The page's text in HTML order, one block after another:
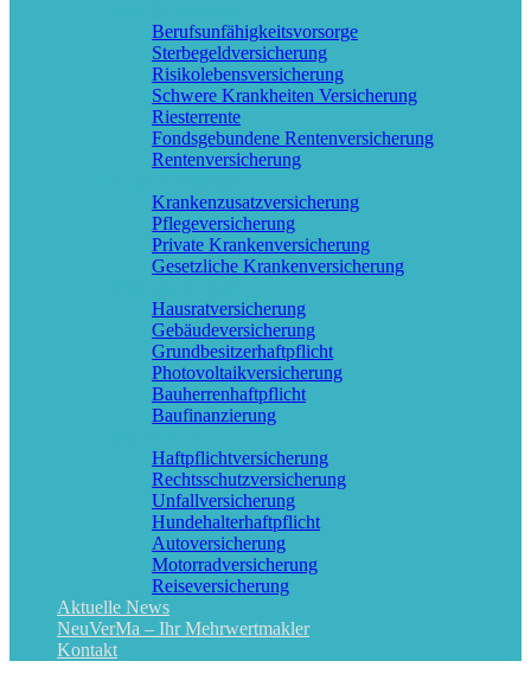
Berufs­unfähigkeitsvorsorge
Sterbegeldversicherung
Risikolebensversicherung
Schwere Krankheiten Versicherung
Riesterrente
Fondsgebundene Rentenversicherung
Rentenversicherung
Krankenzusatzversicherung
Pflegeversicherung
Private Krankenversicherung
Gesetzliche Krankenversicherung
Hausratversicherung
Gebäudeversicherung
Grundbesitzerhaftpflicht
Photovoltaikversicherung
Bauherrenhaftpflicht
Baufinanzierung
Haftpflichtversicherung
Rechtsschutzversicherung
Unfallversicherung
Hundehalterhaftpflicht
Autoversicherung
Motorradversicherung
Reiseversicherung
Aktuelle News
NeuVerMa – Ihr Mehrwertmakler
Kontakt